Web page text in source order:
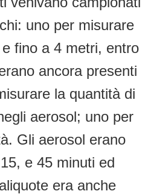
uno per misurare
fino a 4 metri, entro
ancora presenti
la quantità di
aerosol; uno per
Gli aerosol erano
e 45 minuti ed
era anche